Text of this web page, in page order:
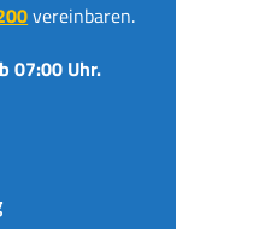
vereinbaren.
07:00 Uhr.